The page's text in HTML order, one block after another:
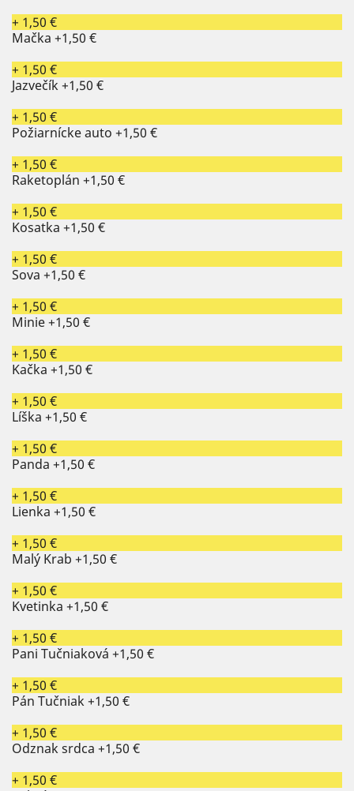
+ 1,50 €
Mačka +1,50 €
+ 1,50 €
Jazvečík+1,50 €
+ 1,50 €
Požiarnícke auto +1,50 €
+ 1,50 €
Raketoplán +1,50 €
+ 1,50 €
Kosatka +1,50 €
+ 1,50 €
Sova +1,50 €
+ 1,50 €
Minie+1,50 €
+ 1,50 €
Kačka +1,50 €
+ 1,50 €
Líška +1,50 €
+ 1,50 €
Panda +1,50 €
+ 1,50 €
Lienka +1,50 €
+ 1,50 €
Malý Krab +1,50 €
+ 1,50 €
Kvetinka +1,50 €
+ 1,50 €
Pani Tučniaková +1,50 €
+ 1,50 €
Pán Tučniak+1,50 €
+ 1,50 €
Odznak srdca +1,50 €
+ 1,50 €